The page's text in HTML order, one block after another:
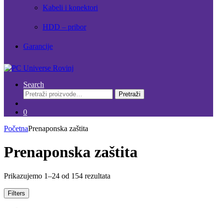
Kabeli i konektori
HDD – pribor
Garancije
Search
Pretraži:
Pretraži
0
PočetnaPrenaponska zaštita
Prenaponska zaštita
Prikazujemo 1–24 od 154 rezultata
Filters